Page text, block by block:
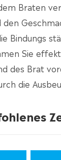
Braten
den
Bindungs
Sie
des Brat
die